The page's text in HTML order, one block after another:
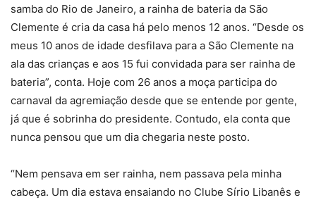
samba do Rio de Janeiro, a rainha de bateria da São
Clemente é cria da casa há pelo menos 12 anos. “Desde os
meus 10 anos de idade desfilava para a São Clemente na
ala das crianças e aos 15 fui convidada para ser rainha de
bateria”, conta. Hoje com 26 anos a moça participa do
carnaval da agremiação desde que se entende por gente,
já que é sobrinha do presidente. Contudo, ela conta que
nunca pensou que um dia chegaria neste posto.
“Nem pensava em ser rainha, nem passava pela minha
cabeça. Um dia estava ensaiando no Clube Sírio Libanês e